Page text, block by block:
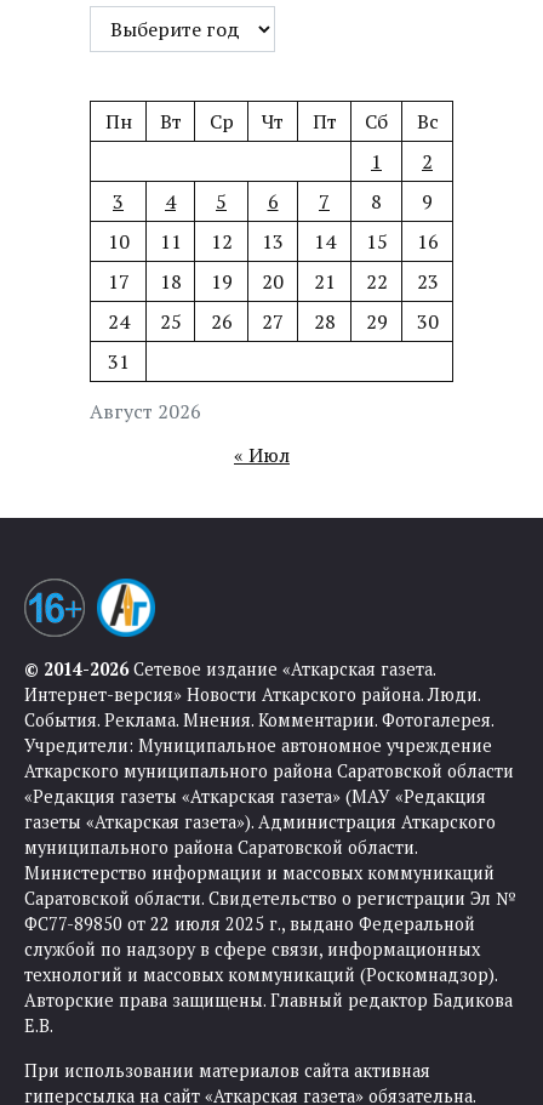
Август 2026
Пн Вт Ср Чт Пт Сб
Вс
1
2
3
4 5 6 7 8
9
10
11 12 13 14 15
16
17
18 19 20 21 22
23
24
25 26 27 28 29
30
31
« Июл
© 2014-2026Сетевое издание «Аткарская газета.
Интернет-версия» Новости Аткарского района. Люди.
События. Реклама. Мнения. Комментарии. Фотогалерея.
Учредители: Муниципальное автономное учреждение
Аткарского муниципального района Саратовской области
«Редакция газеты «Аткарская газета» (МАУ «Редакция
газеты «Аткарская газета»). Администрация Аткарского
муниципального района Саратовской области.
Министерство информации и массовых коммуникаций
Саратовской области. Свидетельство о регистрации Эл №
ФС77-89850 от 22 июля 2025 г., выдано Федеральной
службой по надзору в сфере связи, информационных
технологий и массовых коммуникаций (Роскомнадзор).
Авторские права защищены. Главный редактор Бадикова
Е.В.
При использовании материалов сайта активная
гиперссылка на сайт «Аткарская газета» обязательна.